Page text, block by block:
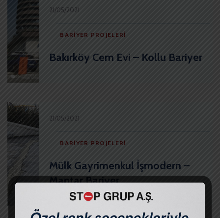
21/05/2021
BARIYER PROJELERI
Bakırköy Cem Evi – Kollu Bariyer
21/05/2021
BARIYER PROJELERI
Mülk Gayrimenkul İşmodern –
Mantar Bariyer